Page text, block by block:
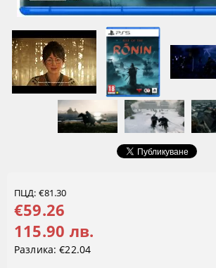
ПЦД: €81.30
€59.26
115.90 лв.
Разлика: €22.04